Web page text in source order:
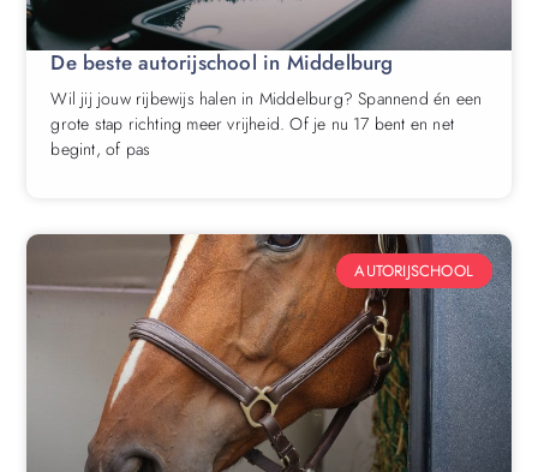
De beste autorijschool in Middelburg
Wil jij jouw rijbewijs halen in Middelburg? Spannend én een
grote stap richting meer vrijheid. Of je nu 17 bent en net
begint, of pas
AUTORIJSCHOOL